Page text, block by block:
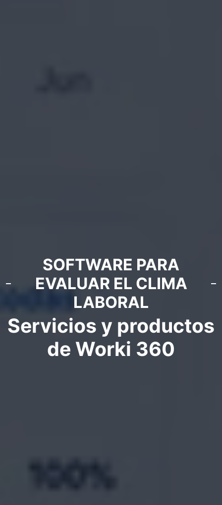
SOFTWARE PARA
EVALUAR EL CLIMA
LABORAL
Servicios y productos
de Worki 360